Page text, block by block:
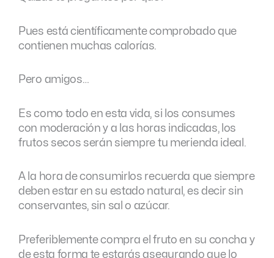
Pues está científicamente comprobado que
contienen muchas calorías.
Pero amigos…
Es como todo en esta vida, si los consumes
con moderación y a las horas indicadas, los
frutos secos serán siempre tu merienda ideal.
A la hora de consumirlos recuerda que siempre
deben estar en su estado natural, es decir sin
conservantes, sin sal o azúcar.
Preferiblemente compra el fruto en su concha y
de esta forma te estarás asegurando que lo